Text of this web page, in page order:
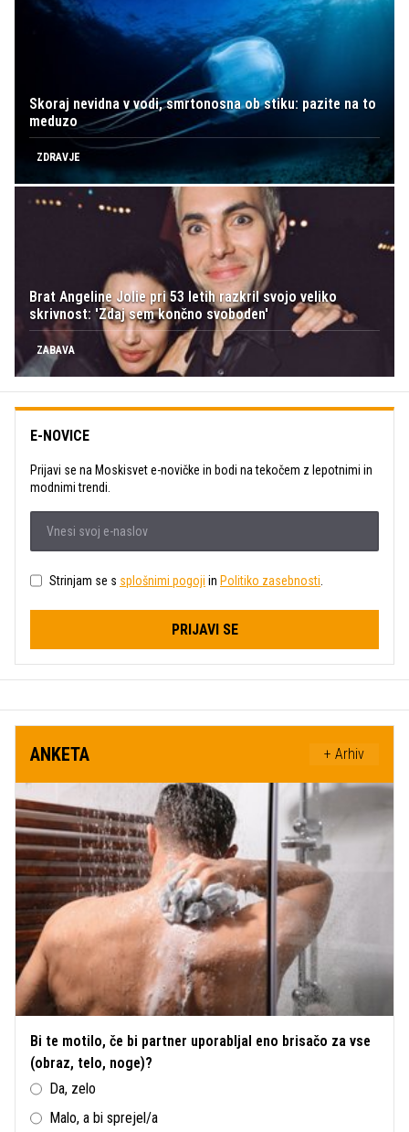
Skoraj nevidna v vodi, smrtonosna ob stiku: pazite na to
meduzo
ZDRAVJE
Brat Angeline Jolie pri 53 letih razkril svojo veliko
skrivnost: 'Zdaj sem končno svoboden'
ZABAVA
E-NOVICE
Prijavi se na Moskisvet e-novičke in bodi na tekočem z lepotnimi in
modnimi trendi.
Strinjam se s splošnimi pogoji in Politiko zasebnosti
PRIJAVI SE
ANKETA + Arhiv
Bi te motilo, če bi partner uporabljal eno brisačo za vse
(obraz, telo, noge)?
Da, zelo
Malo, a bi sprejel/a